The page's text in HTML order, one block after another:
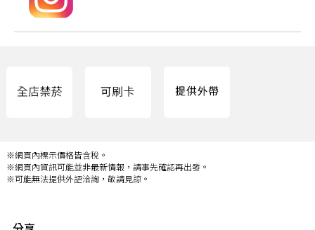
※網頁內標示價格皆含稅。
※網頁內資訊可能並非最新情報，請事先確認再出發。
※可能無法提供外語洽詢，敬請見諒。